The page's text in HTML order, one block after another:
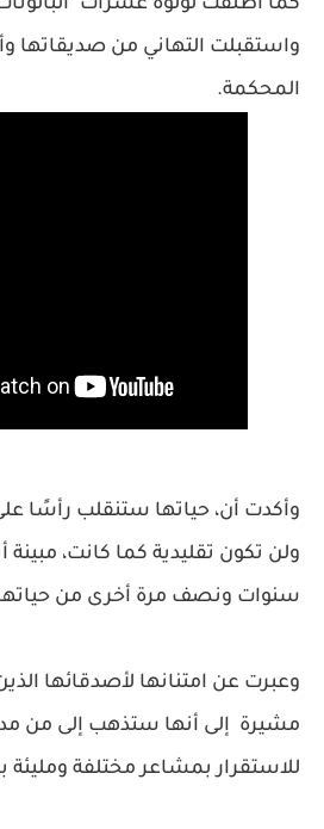
كما أطلقت لؤلؤة عشرات
واستقبلت التهاني من صديقاتها
المحكمة.
وأكدت أن، حياتها ستنقلب رأسًا
سنوات ونصف مرة أخرى من
وعبرت عن امتنانها لأصدقائها
مشيرة إلى أنها ستذهب إلى من
للاستقرار بمشاعر مختلفة ومليئة